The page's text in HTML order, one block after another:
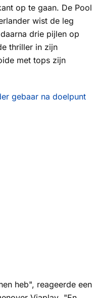
op te gaan. De Pool
wist de leg
drie pijlen op
thriller in zijn
met tops zijn
gebaar na doelpunt
heb", reageerde een